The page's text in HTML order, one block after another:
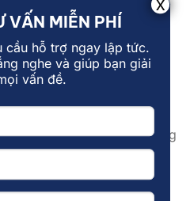
FOXAi để giải đápnhững
cứu & phát triển công
VẤN MIỄN PHÍ
cầu hỗ trợ ngay lập tức.
nghe và giúp bạn giải
vấn đề.